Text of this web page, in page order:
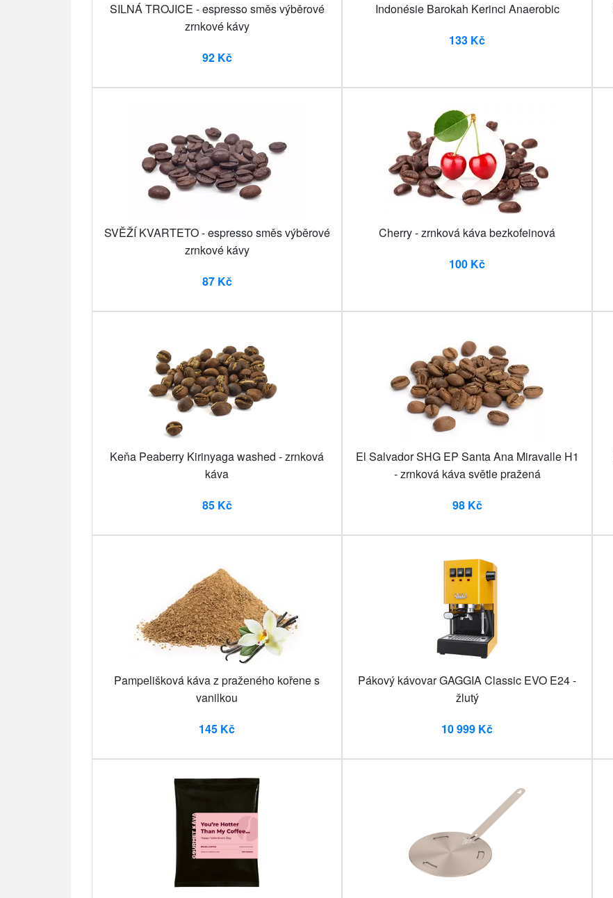
SILNÁ TROJICE - espresso směs výběrové
zrnkové kávy
92 Kč
Indonésie Barokah Kerinci Anaerobic
133 Kč
SVĚŽÍ KVARTETO - espresso směs výběrové
zrnkové kávy
87 Kč
Cherry - zrnková káva bezkofeinová
100 Kč
Keňa Peaberry Kirinyaga washed - zrnková
káva
85 Kč
El Salvador SHG EP Santa Ana Miravalle H1
- zrnková káva světle pražená
98 Kč
Pampelišková káva z praženého kořene s
vanilkou
145 Kč
Pákový kávovar GAGGIA Classic EVO E24 -
žlutý
10 999 Kč